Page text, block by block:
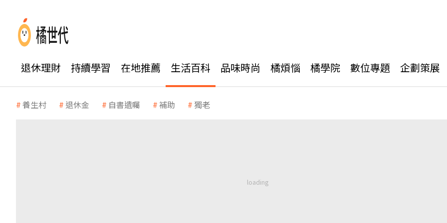
退休理財 持續學習 在地推薦 生活百科 品味時尚 橘煩惱 橘學院 數位專題 企劃策展
養生村 退休金 自書遺囑 補助 獨老